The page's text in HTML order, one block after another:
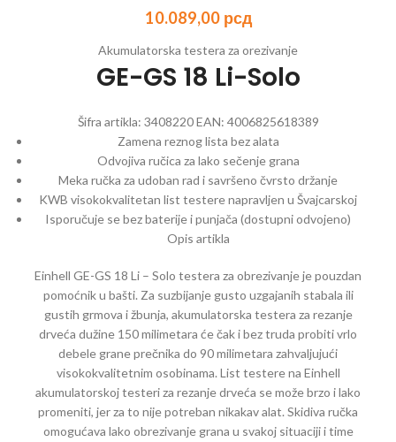
10.089,00 рсд
Akumulatorska testera za orezivanje
GE-GS 18 Li-Solo
Šifra artikla: 3408220EAN: 4006825618389
Zamena reznog lista bez alata
Odvojiva ručica za lako sečenje grana
Meka ručka za udoban rad i savršeno čvrsto držanje
KWB visokokvalitetan list testere napravljen u Švajcarskoj
Isporučuje se bez baterije i punjača (dostupni odvojeno)
Opis artikla
Einhell GE-GS 18 Li – Solo testera za obrezivanje je pouzdan
pomoćnik u bašti. Za suzbijanje gusto uzgajanih stabala ili
gustih grmova i žbunja, akumulatorska testera za rezanje
drveća dužine 150 milimetara će čak i bez truda probiti vrlo
debele grane prečnika do 90 milimetara zahvaljujući
visokokvalitetnim osobinama. List testere na Einhell
akumulatorskoj testeri za rezanje drveća se može brzo i lako
promeniti, jer za to nije potreban nikakav alat. Skidiva ručka
omogućava lako obrezivanje grana u svakoj situaciji i time